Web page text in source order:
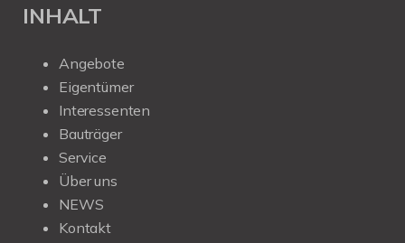
INHALT
Angebote
Eigentümer
Interessenten
Bauträger
Service
Über uns
NEWS
Kontakt